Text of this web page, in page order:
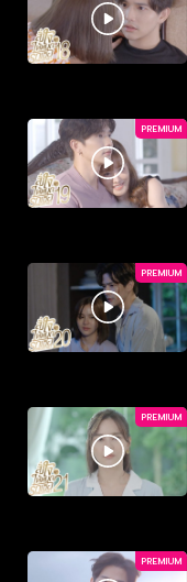
PREMIUM
PREMIUM
PREMIUM
PREMIUM